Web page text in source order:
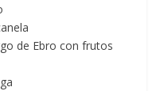
de Ebro con frutos